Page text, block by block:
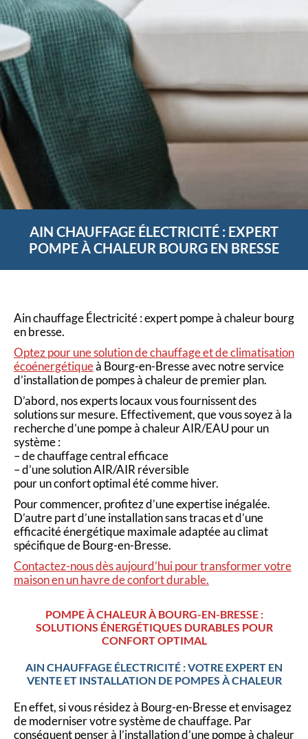
AIN CHAUFFAGE ÉLECTRICITÉ : EXPERT
POMPE À CHALEUR BOURG EN BRESSE
Ain chauffage Électricité : expert pompe à chaleur bourg
en bresse.
Optez pour une solution de chauffage et de climatisation
écoénergétiqueà Bourg-en-Bresse avec notre service
d’installation de pompes à chaleur de premier plan.
D’abord, nos experts locaux vous fournissent des
solutions sur mesure. Effectivement, que vous soyez à la
recherche d’une pompe à chaleur AIR/EAU pour un
système :
– de chauffage central efficace
– d’une solution AIR/AIR réversible
pour un confort optimal été comme hiver.
Pour commencer, profitez d’une expertise inégalée.
D’autre part d’une installation sans tracas et d’une
efficacité énergétique maximale adaptée au climat
spécifique de Bourg-en-Bresse.
Contactez-nous dès aujourd’hui pour transformer votre
maison en un havre de confort durable.
POMPE À CHALEUR À BOURG-EN-BRESSE :
SOLUTIONS ÉNERGÉTIQUES DURABLES POUR
CONFORT OPTIMAL
AIN CHAUFFAGE ÉLECTRICITÉ : VOTRE EXPERT EN
VENTE ET INSTALLATION DE POMPES À CHALEUR
En effet, si vous résidez à Bourg-en-Bresse et envisagez
de moderniser votre système de chauffage. Par
conséquent penser à l’installation d’une pompe à chaleur